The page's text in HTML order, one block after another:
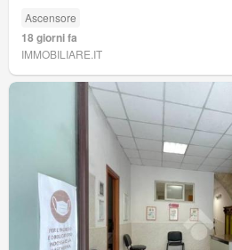
Ascensore
18 giorni fa
IMMOBILIARE.IT